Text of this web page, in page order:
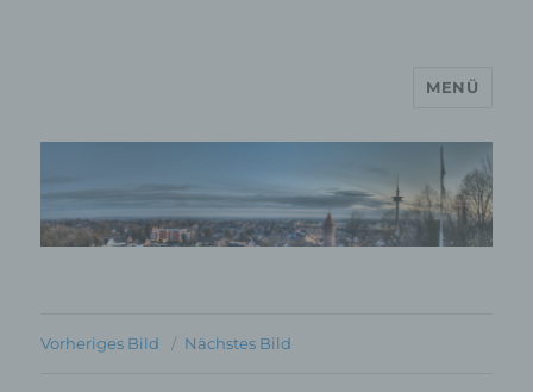
MP Mario Porten Beratung
Training Coaching
MENÜ
Vorheriges Bild Nächstes Bild